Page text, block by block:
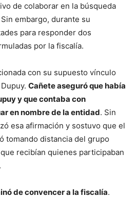
de colaborar en la búsqueda
embargo, durante su
para responder dos
por la fiscalía.
con su supuesto vínculo
Cañete aseguró que había
y que contaba con
en nombre de la entidad. Sin
esa afirmación y sostuvo que el
tomando distancia del grupo
recibían quienes participaban
de convencer a la fiscalía.